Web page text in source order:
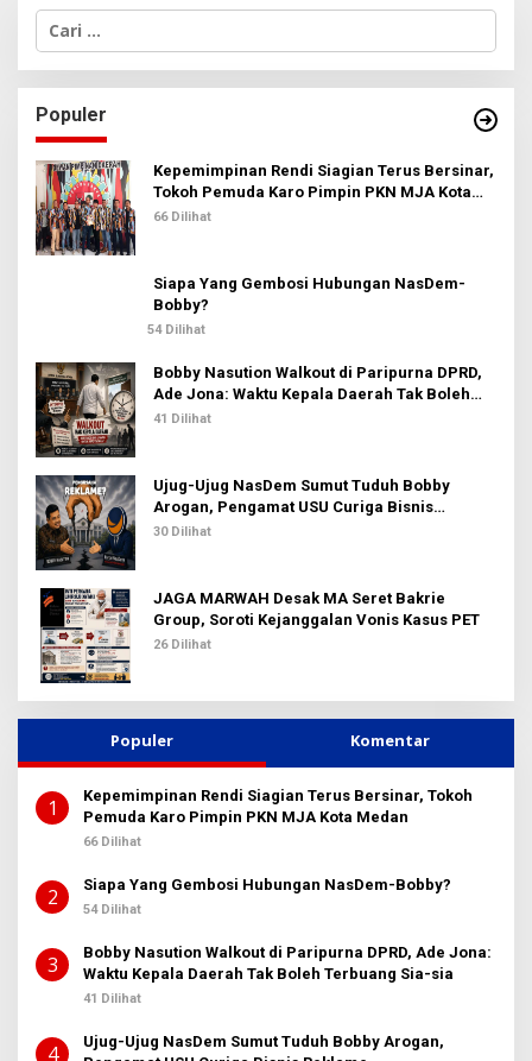
C
i
u
n
t
u
k
:
Populer
Kepemimpinan Rendi Siagian Terus Bersinar,
Tokoh Pemuda Karo Pimpin PKN MJA Kota
Medan
66 Dilihat
Siapa Yang Gembosi Hubungan NasDem-
Bobby?
54 Dilihat
Bobby Nasution Walkout di Paripurna DPRD,
Ade Jona: Waktu Kepala Daerah Tak Boleh
Terbuang Sia-sia
41 Dilihat
Ujug-Ujug NasDem Sumut Tuduh Bobby
Arogan, Pengamat USU Curiga Bisnis
Reklame
30 Dilihat
JAGA MARWAH Desak MA Seret Bakrie
Group, Soroti Kejanggalan Vonis Kasus PET
26 Dilihat
Populer Komentar
1
Kepemimpinan Rendi Siagian Terus Bersinar, Tokoh
Pemuda Karo Pimpin PKN MJA Kota Medan
66 Dilihat
2 Siapa Yang Gembosi Hubungan NasDem-Bobby?
54 Dilihat
3
Bobby Nasution Walkout di Paripurna DPRD, Ade Jona:
Waktu Kepala Daerah Tak Boleh Terbuang Sia-sia
41 Dilihat
4
Ujug-Ujug NasDem Sumut Tuduh Bobby Arogan,